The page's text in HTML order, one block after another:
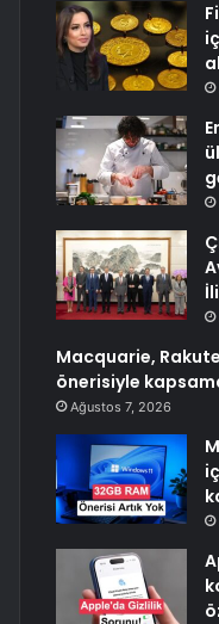
Macquarie,
önerisiyle
Ağustos 7, 2026